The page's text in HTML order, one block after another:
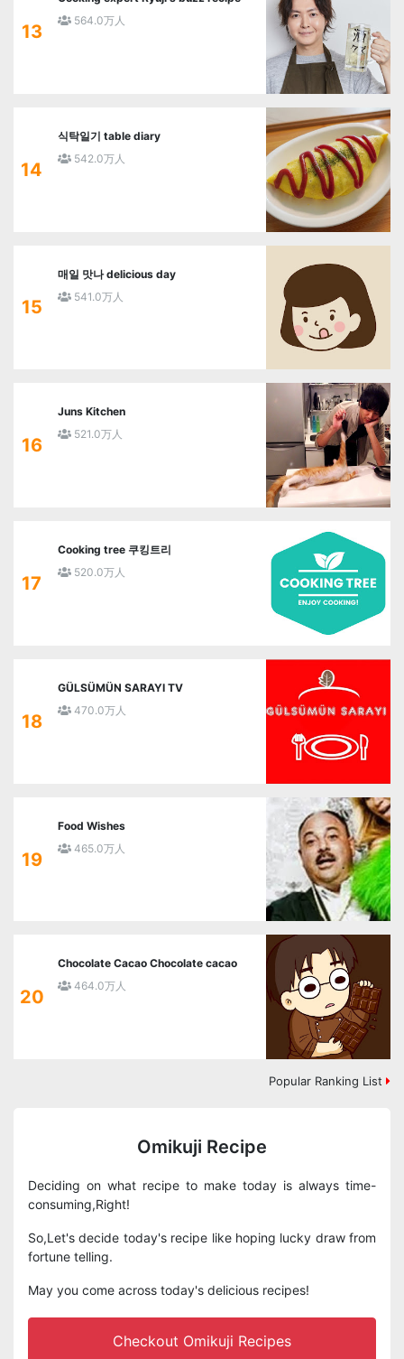
13
564.0万人
14
식탁일기 table diary
542.0万人
15
매일 맛나 delicious day
541.0万人
16
Juns Kitchen
521.0万人
17
Cooking tree 쿠킹트리
520.0万人
18
GÜLSÜMÜN SARAYI TV
470.0万人
19
Food Wishes
465.0万人
20
Chocolate Cacao Chocolate cacao
464.0万人
Popular Ranking List
Omikuji Recipe
Deciding on what recipe to make today is always time-
consuming,Right!
So,Let's decide today's recipe like hoping lucky draw from
fortune telling.
May you come across today's delicious recipes!
Checkout Omikuji Recipes